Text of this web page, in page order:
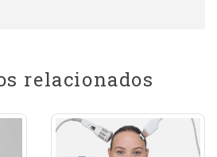
relacionados